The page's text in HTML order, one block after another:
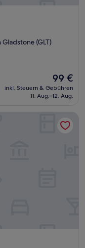
(GLT)
Der
Preis
beträgt
99 €
inkl. Steuern & Gebühren
11. Aug.–12. Aug.